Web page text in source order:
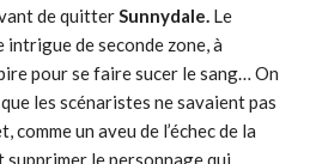
de quitterSunnydale. Le
intrigue de seconde zone, à
pour se faire sucer le sang… On
les scénaristes ne savaient pas
un aveu de l’échec de la
le personnage qui